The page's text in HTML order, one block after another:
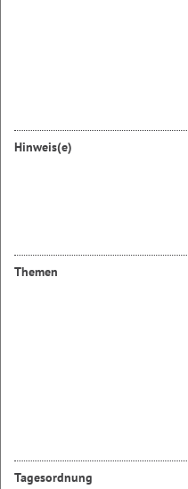
Hinweis(e)
Themen
Tagesordnung